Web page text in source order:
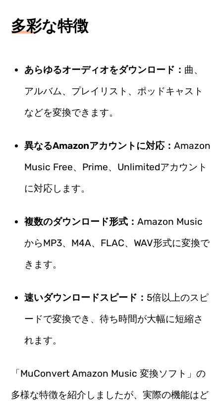
多彩な特徴
あらゆるオーディオをダウンロード： 曲、
アルバム、プレイリスト、ポッドキャスト
などを変換できます。
異なるAmazonアカウントに対応：Amazon
Music Free、Prime、Unlimitedアカウント
に対応します。
複数のダウンロード形式：Amazon Music
からMP3、M4A、FLAC、WAV形式に変換で
きます。
速いダウンロードスピード： 5倍以上のスピ
ードで変換でき、待ち時間が大幅に短縮さ
れます。
「MuConvert Amazon Music 変換ソフト」の
多様な特徴を紹介しましたが、実際の機能はど